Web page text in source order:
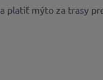
platiť mýto za trasy